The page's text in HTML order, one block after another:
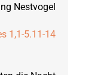
2017
Daniel
September 2023:
Nestvogel
1,1-5.11-14